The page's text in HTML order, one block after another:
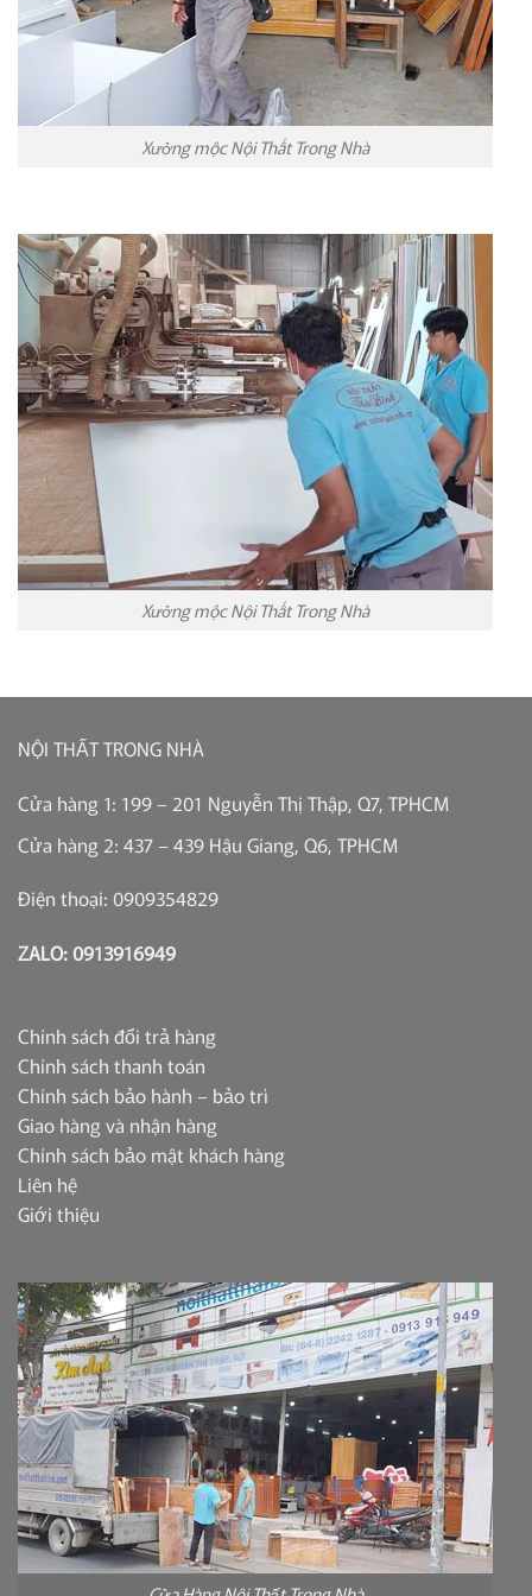
Xưởng mộc Nội Thất Trong Nhà
Xưởng mộc Nội Thất Trong Nhà
NỘI THẤT TRONG NHÀ
Cửa hàng 1: 199 – 201 Nguyễn Thị Thập, Q7, TPHCM
Cửa hàng 2: 437 – 439 Hậu Giang, Q6, TPHCM
Điện thoại: 0909354829
ZALO: 0913916949
Chính sách đổi trả hàng
Chính sách thanh toán
Chính sách bảo hành – bảo trì
Giao hàng và nhận hàng
Chính sách bảo mật khách hàng
Liên hệ
Giới thiệu